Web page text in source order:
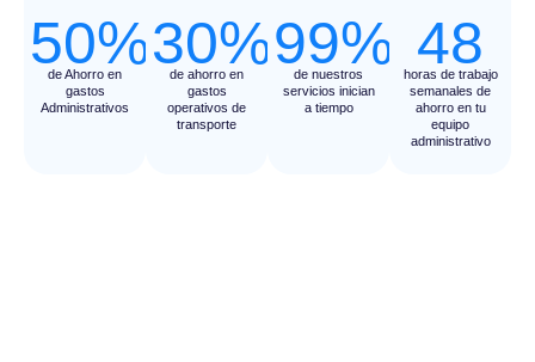
50%
de Ahorro en
gastos
Administrativos
30%
de ahorro en
gastos
operativos de
transporte
99%
de nuestros
servicios inician
a tiempo
48
horas de trabajo
semanales de
ahorro en tu
equipo
administrativo